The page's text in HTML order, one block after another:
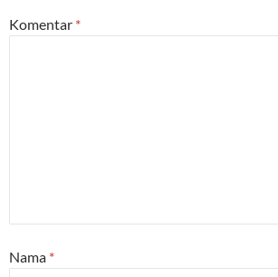
Komentar *
Nama *